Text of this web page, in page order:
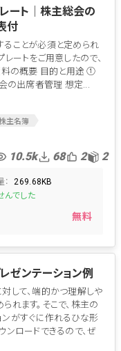
レート│株主総会の
付
ことが必須と定められ
ートをご用意したので、
料の概要 目的と用途 ①
の出席者管理 想定...
主名簿
10.5k 68 2 2
269.68KB
んでした
無料
ゼンテーション例
して、端的かつ理解しや
れます。そこで、株主の
がすぐに作れるひな形
ンロードできるので、ぜ